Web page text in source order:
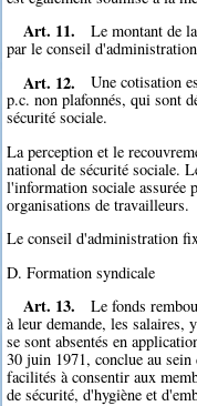
Art. 11.
Le montant de
par le conseil
Art. 12.
Une cotisation
p.c. non plafonnés, qui sont
sécurité sociale.
La perception et le
national de sécurité sociale.
l'information sociale assurée
organisations de travailleurs.
Le conseil d'administration
D. Formation syndicale
Art. 13.
Le fonds
à leur demande, les salaires,
se sont absentés en
30 juin 1971, conclue au
facilités à consentir aux
de sécurité, d'hygiène et